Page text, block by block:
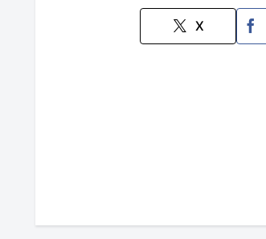
X